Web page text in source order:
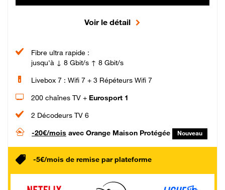
Voir le détail
Fibre ultra rapide :
jusqu'à ↓ 8 Gbit/s ↑ 8 Gbit/s
Livebox 7 : Wifi 7 + 3 Répéteurs Wifi 7
200 chaînes TV + Eurosport 1
2 Décodeurs TV 6
-20€/mois avec Orange Maison Protégée Nouveau
-5€/mois de remise par plateforme